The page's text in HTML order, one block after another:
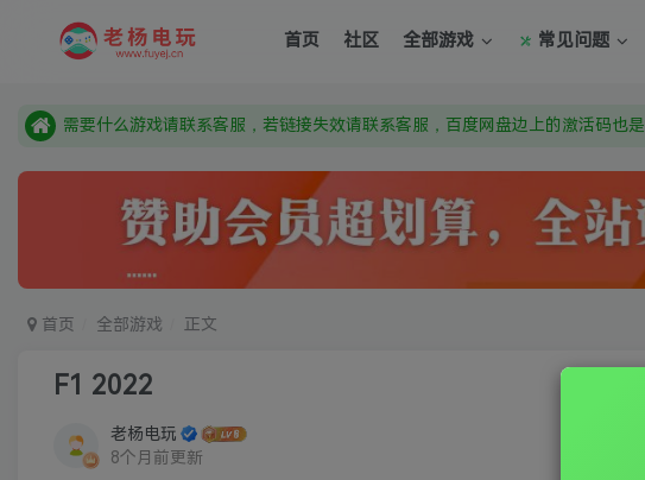
首页 社区 全部游戏 常见问题
由于微信被封，沟通工具使用最群app，应用市场下载后添加好友：Y9FA49 以
本站资源来自网络搜集，如有侵权，请联系删除：fuyej@qq.com 附上证书和
需要什么游戏请联系客服，若链接失效请联系客服，百度网盘边上的激活码也
首页 全部游戏 正文
F1 2022
老杨电玩
8个月前更新